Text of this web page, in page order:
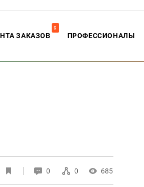
ЗАКАЗОВ
9
ПРОФЕССИОНАЛЫ
0 0 685